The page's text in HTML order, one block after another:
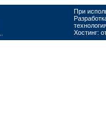
При
Хостинг: